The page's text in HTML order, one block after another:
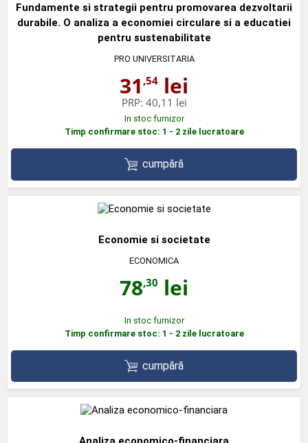
Fundamente si strategii pentru promovarea dezvoltarii
durabile. O analiza a economiei circulare si a educatiei
pentru sustenabilitate
PRO UNIVERSITARIA
31 ,54 lei
PRP: 40,11 lei
In stoc furnizor
Timp confirmare stoc: 1 - 2 zile lucratoare
cumpără
Economie si societate
ECONOMICA
78,30 lei
In stoc furnizor
Timp confirmare stoc: 1 - 2 zile lucratoare
cumpără